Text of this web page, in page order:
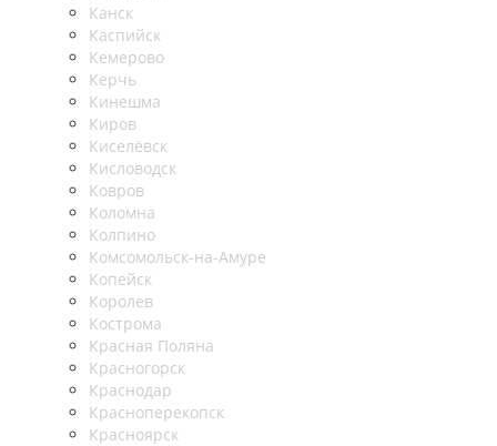
Канск
Каспийск
Кемерово
Керчь
Кинешма
Киров
Киселёвск
Кисловодск
Ковров
Коломна
Колпино
Комсомольск-на-Амуре
Копейск
Королев
Кострома
Красная Поляна
Красногорск
Краснодар
Красноперекопск
Красноярск